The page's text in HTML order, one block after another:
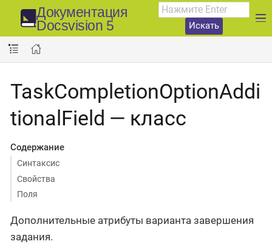
Документация
Docsvision 5
Искать
TaskCompletionOptionAddi
tionalField — класс
Содержание
Синтаксис
Свойства
Поля
Дополнительные атрибуты варианта завершения
задания.